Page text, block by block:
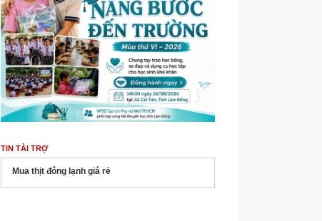
TIN TÀI TRỢ
Mua thịt đông lạnh giá rẻ